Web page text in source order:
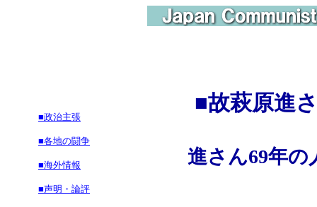
■政治主張
■各地の闘争
■海外情報
■声明・論評
■故萩原進
進さん69年の